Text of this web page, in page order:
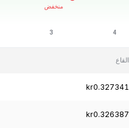
القاع
kr0.327341
kr0.326387